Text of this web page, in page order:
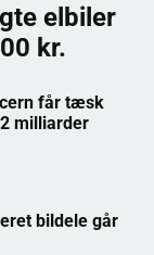
elbiler
kr.
får tæsk
milliarder
bildele går